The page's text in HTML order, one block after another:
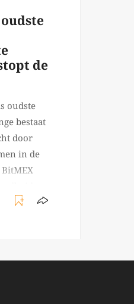
de
oudste
bestaat
door
in de
leverage